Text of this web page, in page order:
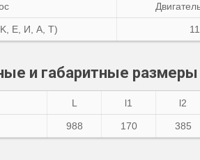
E, И, A, Т) 11
и габаритные размеры
L l1 l2
988 170 385